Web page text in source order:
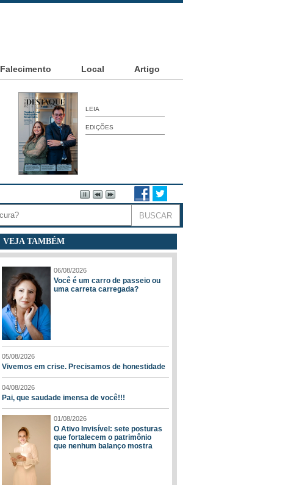
Falecimento Local Artigo
LEIA
EDIÇÕES
VEJA TAMBÉM
06/08/2026
Você é um carro de passeio ou
uma carreta carregada?
05/08/2026
Vivemos em crise. Precisamos de honestidade
04/08/2026
Pai, que saudade imensa de você!!!
01/08/2026
O Ativo Invisível: sete posturas
que fortalecem o patrimônio
que nenhum balanço mostra